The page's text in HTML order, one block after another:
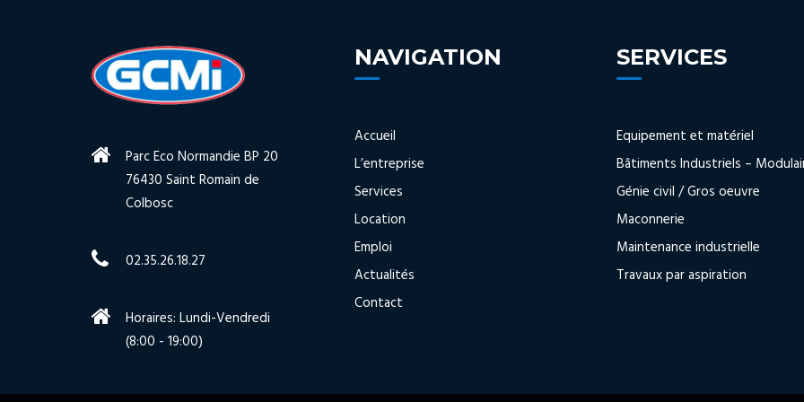
Parc Eco Normandie BP 20
76430 Saint Romain de
Colbosc
02.35.26.18.27
Horaires: Lundi-Vendredi
(8:00 - 19:00)
NAVIGATION
Accueil
L’entreprise
Services
Location
Emploi
Actualités
Contact
SERVICES
Equipement et matériel
Bâtiments Industriels –
Génie civil / Gros oeuvre
Maconnerie
Maintenance industrielle
Travaux par aspiration